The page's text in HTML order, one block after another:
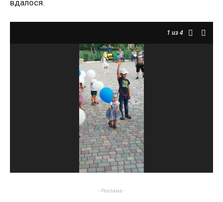
вдалося.
1 из 4
- Реклама -